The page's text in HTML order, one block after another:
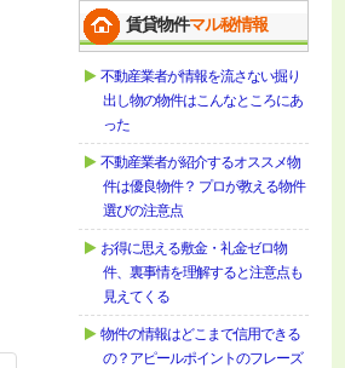
賃貸物件マル秘情報
不動産業者が情報を流さない掘り
出し物の物件はこんなところにあ
った
不動産業者が紹介するオススメ物
件は優良物件？ プロが教える物件
選びの注意点
お得に思える敷金・礼金ゼロ物
件、裏事情を理解すると注意点も
見えてくる
物件の情報はどこまで信用できる
の？アピールポイントのフレーズ